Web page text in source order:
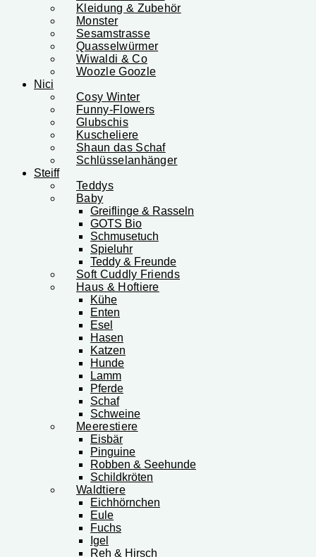
Kleidung & Zubehör
Monster
Sesamstrasse
Quasselwürmer
Wiwaldi & Co
Woozle Goozle
Nici
Cosy Winter
Funny-Flowers
Glubschis
Kuscheliere
Shaun das Schaf
Schlüsselanhänger
Steiff
Teddys
Baby
Greiflinge & Rasseln
GOTS Bio
Schmusetuch
Spieluhr
Teddy & Freunde
Soft Cuddly Friends
Haus & Hoftiere
Kühe
Enten
Esel
Hasen
Katzen
Hunde
Lamm
Pferde
Schaf
Schweine
Meerestiere
Eisbär
Pinguine
Robben & Seehunde
Schildkröten
Waldtiere
Eichhörnchen
Eule
Fuchs
Igel
Reh & Hirsch